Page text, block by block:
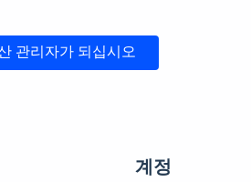
관리자가 되십시오
계정